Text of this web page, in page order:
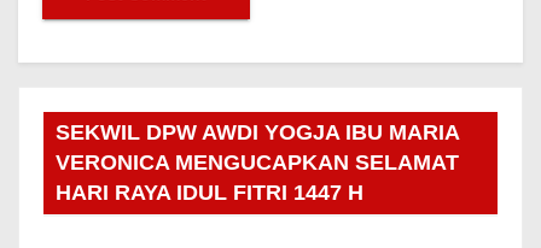
SEKWIL DPW AWDI YOGJA IBU MARIA
VERONICA MENGUCAPKAN SELAMAT
HARI RAYA IDUL FITRI 1447 H